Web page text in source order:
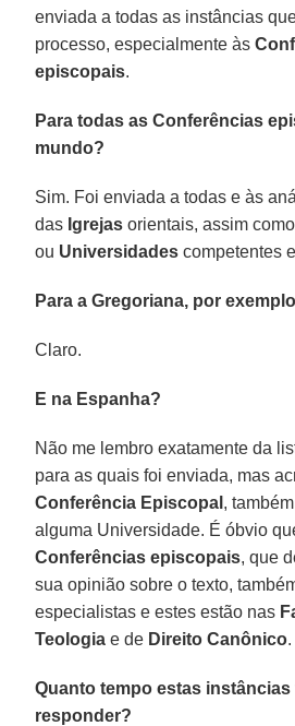
enviada a todas as instâncias
processo, especialmente às
episcopais.
Para todas as Conferências
mundo?
Sim. Foi enviada a todas e às
das Igrejas orientais, assim
ou Universidades competentes
Para a Gregoriana, por
Claro.
E na Espanha?
Não me lembro exatamente da
para as quais foi enviada, mas
Conferência Episcopal ,
alguma Universidade. É óbvio
Conferências episcopais, que
sua opinião sobre o texto,
especialistas e estes estão nas
Teologia e de Direito Canônico.
Quanto tempo estas instâncias
responder?